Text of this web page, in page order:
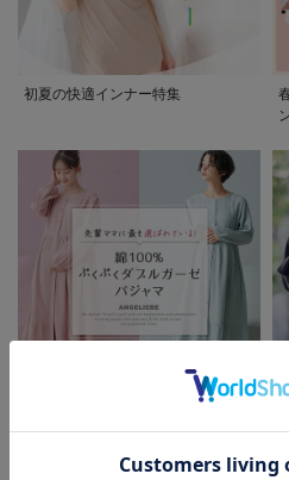
お気に入り商品
初夏の快適インナー特集
ぷくダブルガーゼパジャマシリーズ